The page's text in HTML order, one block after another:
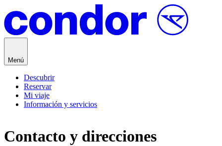
Menú
Descubrir
Reservar
Mi viaje
Información y servicios
Contacto y direcciones